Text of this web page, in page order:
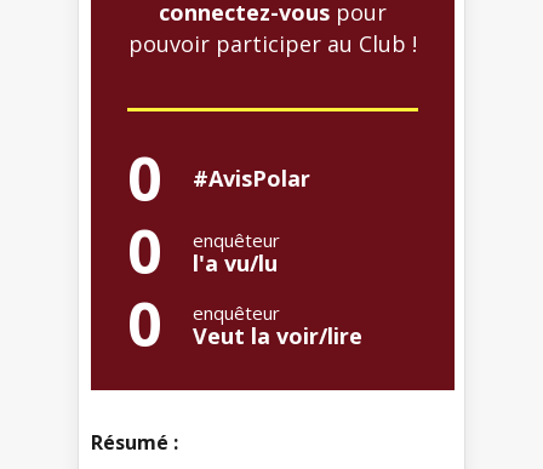
connectez-vous pour
pouvoir participer au Club !
0 #AvisPolar
0 enquêteur
l'a vu/lu
0 enquêteur
Veut la voir/lire
Résumé :